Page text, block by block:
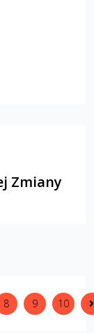
Zmiany
8 9 10